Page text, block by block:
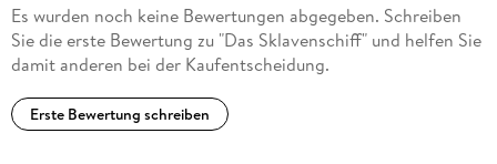
Es wurden noch keine Bewertungen abgegeben. Schreiben
Sie die erste Bewertung zu "Das Sklavenschiff" und helfen Sie
damit anderen bei der Kaufentscheidung.
Erste Bewertung schreiben